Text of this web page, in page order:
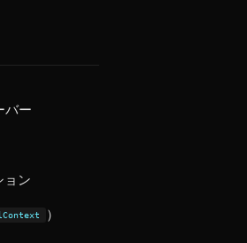
バー
ョン
）